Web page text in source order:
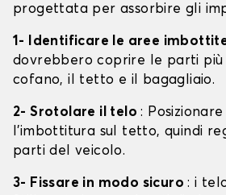
progettata per assorbire gli
1- Identificare le aree
dovrebbero coprire le parti più
cofano, il tetto e il bagagliaio.
2- Srotolare il telo:
l'imbottitura sul tetto, quindi
parti del veicolo.
3- Fissare in modo sicuro: i